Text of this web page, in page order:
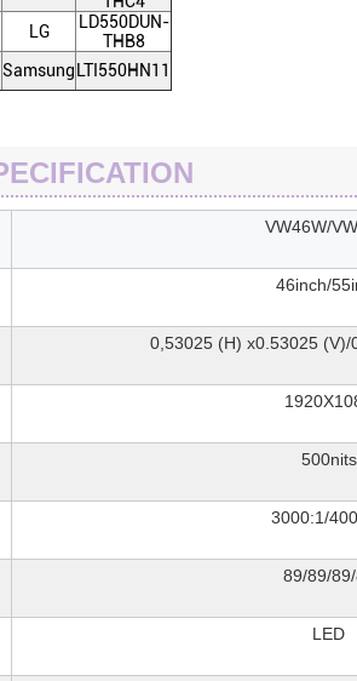
LG
LD550DUN-
THB8
Samsung LTI550HN11
VW46W/
46inch/
0,53025 (H) x0.53025 (V)/
500nits
3000:1/
89/89/
LED